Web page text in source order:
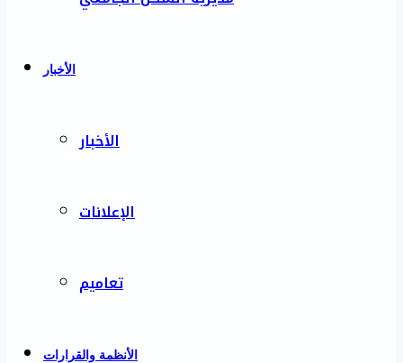
الأخبار
الأخبار
الإعلانات
تعاميم
الأنظمة والقرارات